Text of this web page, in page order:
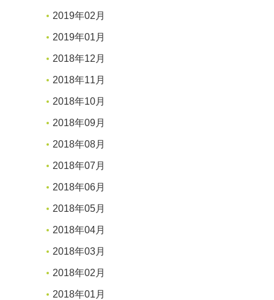
2019年02月
2019年01月
2018年12月
2018年11月
2018年10月
2018年09月
2018年08月
2018年07月
2018年06月
2018年05月
2018年04月
2018年03月
2018年02月
2018年01月